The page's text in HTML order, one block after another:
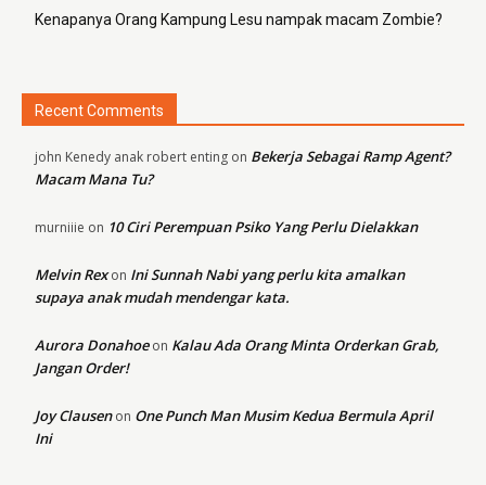
Kenapanya Orang Kampung Lesu nampak macam Zombie?
Recent Comments
john Kenedy anak robert enting on Bekerja Sebagai Ramp Agent?
Macam Mana Tu?
murniiie on 10 Ciri Perempuan Psiko Yang Perlu Dielakkan
Melvin Rexon Ini Sunnah Nabi yang perlu kita amalkan
supaya anak mudah mendengar kata.
Aurora Donahoeon Kalau Ada Orang Minta Orderkan Grab,
Jangan Order!
Joy Clausenon One Punch Man Musim Kedua Bermula April
Ini